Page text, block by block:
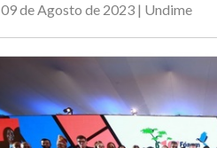
09 de Agosto de 2023 | Undime